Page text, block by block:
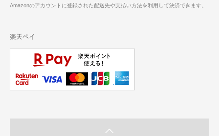
Amazonのアカウントに登録された配送先や支払い方法を利用して決済できます。
楽天ペイ